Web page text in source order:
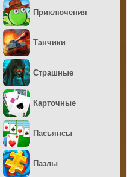
Приключения
Танчики
Страшные
Карточные
Пасьянсы
Пазлы